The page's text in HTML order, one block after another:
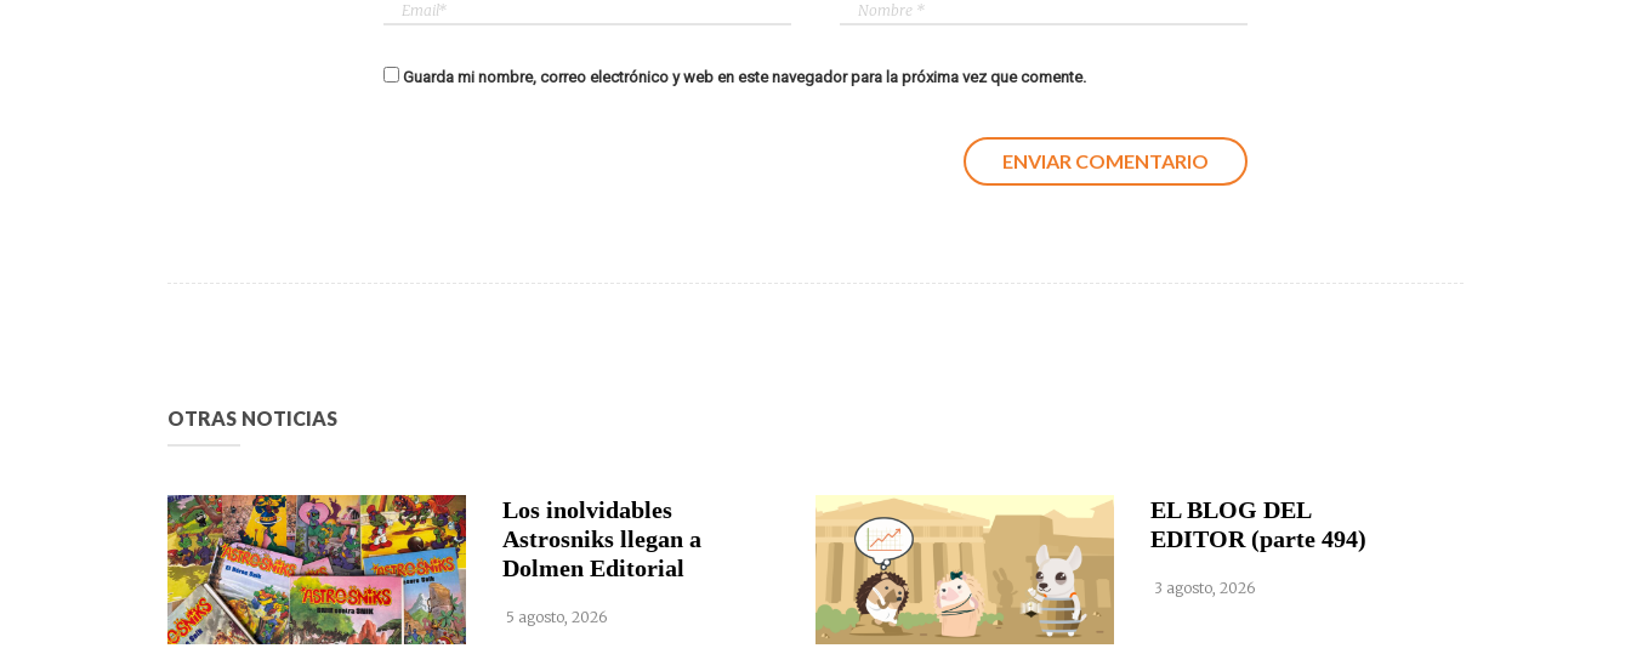
Guarda mi nombre, correo electrónico y web en este navegador para la próxima vez que comente.
OTRAS NOTICIAS
Los inolvidables
Astrosniks llegan a
Dolmen Editorial
5 agosto, 2026
EL BLOG DEL
EDITOR (parte 494)
3 agosto, 2026